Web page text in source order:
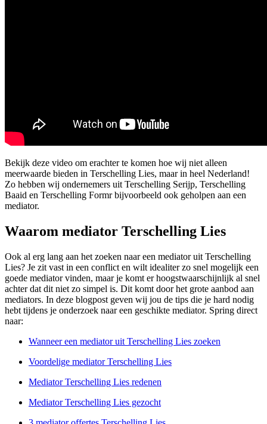
Bekijk deze video om erachter te komen hoe wij niet alleen
meerwaarde bieden in Terschelling Lies, maar in heel Nederland!
Zo hebben wij ondernemers uit Terschelling Serijp, Terschelling
Baaid en Terschelling Formr bijvoorbeeld ook geholpen aan een
mediator.
Waarom mediator Terschelling Lies
Ook al erg lang aan het zoeken naar een mediator uit Terschelling
Lies? Je zit vast in een conflict en wilt idealiter zo snel mogelijk een
goede mediator vinden, maar je komt er hoogstwaarschijnlijk al snel
achter dat dit niet zo simpel is. Dit komt door het grote aanbod aan
mediators. In deze blogpost geven wij jou de tips die je hard nodig
hebt tijdens je onderzoek naar een geschikte mediator. Spring direct
naar:
Wanneer een mediator uit Terschelling Lies zoeken
Voordelige mediator Terschelling Lies
Mediator Terschelling Lies redenen
Mediator Terschelling Lies gezocht